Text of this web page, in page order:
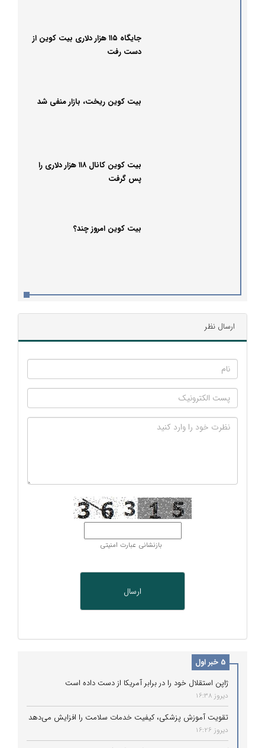
جایگاه ۱۱۵ هزار دلاری بیت کوین از
دست رفت
بیت کوین ریخت، بازار منفی شد
بیت کوین کانال ۱۱۸ هزار دلاری را
پس گرفت
بیت کوین امروز چند؟
ارسال نظر
بازنشانی عبارت امنیتی
5 خبر اول
ژاپن استقلال خود را در برابر آمریکا از دست داده است
دیروز 16:38
تقویت آموزش پزشکی، کیفیت خدمات سلامت را افزایش می‌دهد
دیروز 16:26